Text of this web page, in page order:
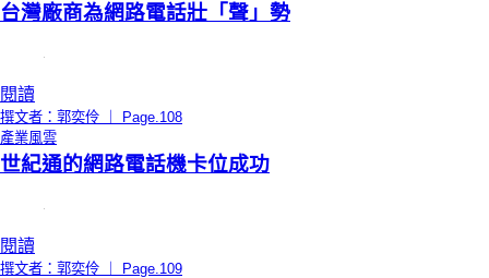
台灣廠商為網路電話壯「聲」勢
閱讀
撰文者：郭奕伶 ｜ Page.108
產業風雲
世紀通的網路電話機卡位成功
閱讀
撰文者：郭奕伶 ｜ Page.109